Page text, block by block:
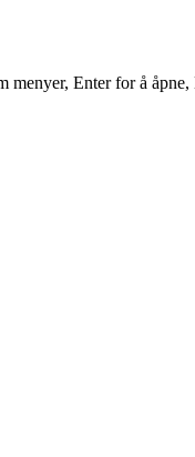
menyer, Enter for å åpne,